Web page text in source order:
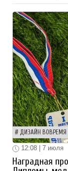
ДИЗАЙН ВОВРЕМЯ
12:08 | 7 июля
Наградная